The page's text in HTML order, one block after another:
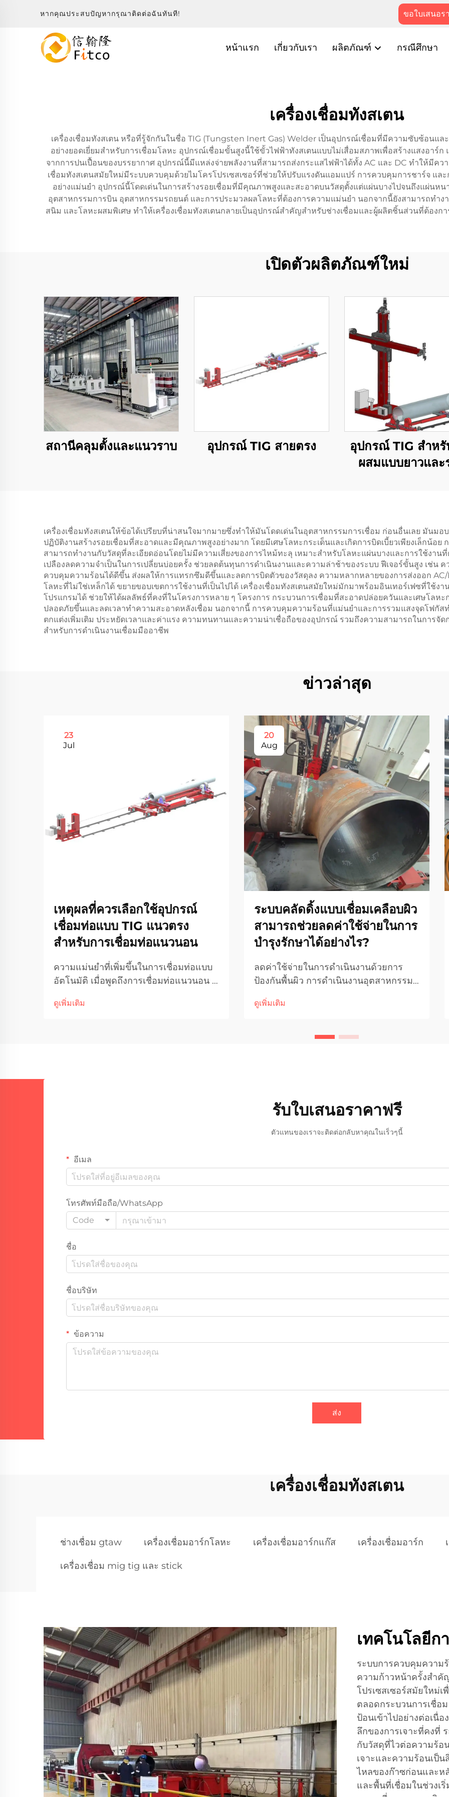
หากคุณประสบปัญหากรุณาติดต่อฉันทันที! ขอใบเสนอร
หน้าแรก เกี่ยวกับเรา ผลิตภัณฑ์ กรณีศึกษา
เครื่องเชื่อมทังสเตน
เครื่องเชื่อมทังสเตน หรือที่รู้จักกันในชื่อ TIG (Tungsten Inert Gas) Welder เป็นอุปกรณ์เชื่อมที่มีความซับซ้อนแ
อย่างยอดเยี่ยมสำหรับการเชื่อมโลหะ อุปกรณ์เชื่อมขั้นสูงนี้ใช้ขั้วไฟฟ้าทังสเตนแบบไม่เสื่อมสภาพเพื่อสร้างแสงอาร์ก
จากการปนเปื้อนของบรรยากาศ อุปกรณ์นี้มีแหล่งจ่ายพลังงานที่สามารถส่งกระแสไฟฟ้าได้ทั้ง AC และ DC ทำให้มีคว
เชื่อมทังสเตนสมัยใหม่มีระบบควบคุมด้วยไมโครโปรเซสเซอร์ที่ช่วยให้ปรับแรงดันแอมแปร์ การควบคุมการชาร์จ แล
อย่างแม่นยำ อุปกรณ์นี้โดดเด่นในการสร้างรอยเชื่อมที่มีคุณภาพสูงและสะอาดบนวัสดุตั้งแต่แผ่นบางไปจนถึงแผ่นห
อุตสาหกรรมการบิน อุตสาหกรรมรถยนต์ และการประมวลผลโลหะที่ต้องการความแม่นยำ นอกจากนี้ยังสามารถทำง
สนิม และโลหะผสมพิเศษ ทำให้เครื่องเชื่อมทังสเตนกลายเป็นอุปกรณ์สำคัญสำหรับช่างเชื่อมและผู้ผลิตชิ้นส่วนที่ต้อง
เปิดตัวผลิตภัณฑ์ใหม่
สถานีคลุมตั้งและแนวราบ อุปกรณ์ TIG สายตรง
อุปกรณ์ TIG สําหรั
ผสมแบบยาวและ
เครื่องเชื่อมทังสเตนให้ข้อได้เปรียบที่น่าสนใจมากมายซึ่งทำให้มันโดดเด่นในอุตสาหกรรมการเชื่อม ก่อนอื่นเลย มันม
ปฏิบัติงานสร้างรอยเชื่อมที่สะอาดและมีคุณภาพสูงอย่างมาก โดยมีเศษโลหะกระเด็นและเกิดการบิดเบี้ยวเพียงเล็กน้อ
สามารถทำงานกับวัสดุที่ละเอียดอ่อนโดยไม่มีความเสี่ยงของการไหม้ทะลุ เหมาะสำหรับโลหะแผ่นบางและการใช้งา
เปลืองลดความจำเป็นในการเปลี่ยนบ่อยครั้ง ช่วยลดต้นทุนการดำเนินงานและความล่าช้าของระบบ ฟีเจอร์ขั้นสูง เช่น
ควบคุมความร้อนได้ดีขึ้น ส่งผลให้การแทรกซึมดีขึ้นและลดการบิดตัวของวัสดุลง ความหลากหลายของการส่งออก AC/
โลหะที่ไม่ใช่เหล็กได้ ขยายขอบเขตการใช้งานที่เป็นไปได้ เครื่องเชื่อมทังสเตนสมัยใหม่มักมาพร้อมอินเทอร์เฟซที่ใช้ง
โปรแกรมได้ ช่วยให้ได้ผลลัพธ์ที่คงที่ในโครงการหลาย ๆ โครงการ กระบวนการเชื่อมที่สะอาดปล่อยควันและเศษโลห
ปลอดภัยขึ้นและลดเวลาทำความสะอาดหลังเชื่อม นอกจากนี้ การควบคุมความร้อนที่แม่นยำและการรวมแสงจุดโฟกัส
ตกแต่งเพิ่มเติม ประหยัดเวลาและค่าแรง ความทนทานและความน่าเชื่อถือของอุปกรณ์ รวมถึงความสามารถในการจั
สำหรับการดำเนินงานเชื่อมมืออาชีพ
ข่าวล่าสุด
23
Jul
เหตุผลที่ควรเลือกใช้อุปกรณ์
เชื่อมท่อแบบ TIG แนวตรง
สำหรับการเชื่อมท่อแนวนอน
ความแม่นยำที่เพิ่มขึ้นในการเชื่อมท่อแบบ
อัตโนมัติ เมื่อพูดถึงการเชื่อมท่อแนวนอน ผู้
รับประกันความสม่ำเสมอ ความรวดเร็ว
ดูเพิ่มเติม
20
Aug
ระบบคลัดดิ้งแบบเชื่อมเคลือบผิว
สามารถช่วยลดค่าใช้จ่ายในการ
บำรุงรักษาได้อย่างไร?
ลดค่าใช้จ่ายในการดำเนินงานด้วยการ
ป้องกันพื้นผิว การดำเนินงานอุตสาหกรรม
เนื่องจากสภาพการสึกหรอ สนิม และการ
ชิ้นส่วนเกิดการล้มเหลวก่อนกำหนด บริษัท
ดูเพิ่มเติม
รับใบเสนอราคาฟรี
ตัวแทนของเราจะติดต่อกลับหาคุณในเร็วๆนี้
อีเมล
โทรศัพท์มือถือ/WhatsApp
Code
ชื่อ
ชื่อบริษัท
ข้อความ
ส่ง
เครื่องเชื่อมทังสเตน
ช่างเชื่อม gtaw เครื่องเชื่อมอาร์กโลหะ เครื่องเชื่อมอาร์กแก๊ส เครื่องเชื่อมอาร์ก
เครื่องเชื่อม mig tig และ stick
เทคโนโลยี
ระบบการควบคุมความ
ความก้าวหน้าครั้งสำคั
โปรเซสเซอร์สมัยใหม่
ตลอดกระบวนการเชื่อ
ป้อนเข้าไปอย่างต่อเนื่
ลึกของการเจาะที่คงที่
กับวัสดุที่ไวต่อความร้อ
เจาะและความร้อนเป็
ไหลของก๊าซก่อนและห
และพื้นที่เชื่อมในช่วงเ